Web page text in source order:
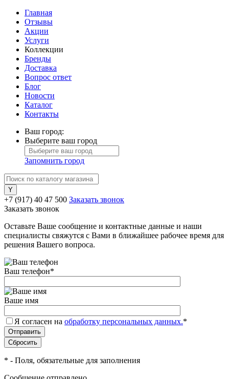
Главная
Отзывы
Акции
Услуги
Коллекции
Бренды
Доставка
Вопрос ответ
Блог
Новости
Каталог
Контакты
Ваш город:
Выберите ваш город
Запомнить город
+7 (917) 40 47 500 Заказать звонок
Заказать звонок
Оставьте Ваше сообщение и контактные данные и наши
специалисты свяжутся с Вами в ближайшее рабочее время для
решения Вашего вопроса.
Ваш телефон*
Ваше имя
Я согласен на обработку персональных данных.*
* - Поля, обязательные для заполнения